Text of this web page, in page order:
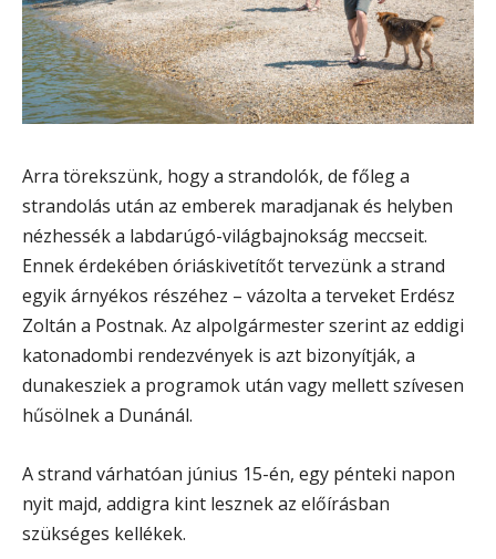
Arra törekszünk, hogy a strandolók, de főleg a
strandolás után az emberek maradjanak és helyben
nézhessék a labdarúgó-világbajnokság meccseit.
Ennek érdekében óriáskivetítőt tervezünk a strand
egyik árnyékos részéhez – vázolta a terveket Erdész
Zoltán a Postnak. Az alpolgármester szerint az eddigi
katonadombi rendezvények is azt bizonyítják, a
dunakesziek a programok után vagy mellett szívesen
hűsölnek a Dunánál.
A strand várhatóan június 15-én, egy pénteki napon
nyit majd, addigra kint lesznek az előírásban
szükséges kellékek.